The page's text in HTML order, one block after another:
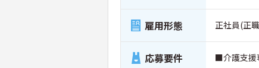
雇用形態 正社員(正
応募要件 ■介護支援